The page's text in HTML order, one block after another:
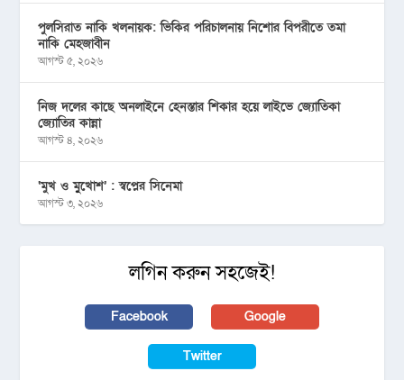
পুলসিরাত নাকি খলনায়ক: ভিকির পরিচালনায় নিশোর বিপরীতে তমা
নাকি মেহজাবীন
আগস্ট ৫, ২০২৬
নিজ দলের কাছে অনলাইনে হেনস্তার শিকার হয়ে লাইভে জ্যোতিকা
জ্যোতির কান্না
আগস্ট ৪, ২০২৬
‘মুখ ও মু্খোশ’ : স্বপ্নের সিনেমা
আগস্ট ৩, ২০২৬
লগিন করুন সহজেই!
Facebook Google
Twitter